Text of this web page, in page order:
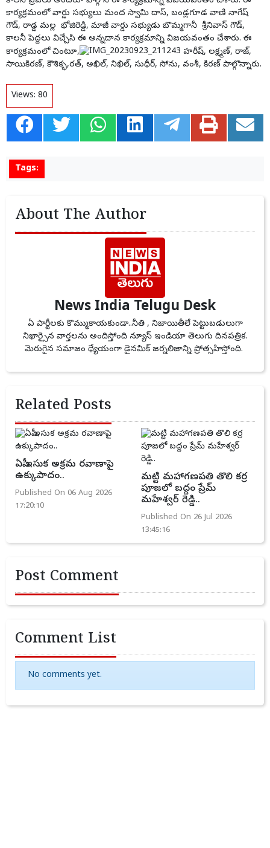
కార్యక్రమంలో వార్డు సభ్యులు మంద స్వామి దాస్, బండ్లగూడ వాణి నాగేష్
గౌడ్, రాడ్డ మల్ల భోజిరెడ్డి, మాజీ వార్డు సభ్యుడు బొమ్మగానీ శ్రీనివాస్ గౌడ్,
కాలనీ పెద్దలు విచ్చేసి ఈ అన్నదాన కార్యక్రమాన్ని విజయవంతం చేశారు. ఈ
కార్యక్రమంలో చింటూ,
హరీష్, లక్ష్మణ్, రాజ్,
సాయికిరణ్, కౌశిక్భ,రత్, అఖిల్, నిఖిల్, సుధీర్, సోను, వంశీ, కిరణ్ పాల్గొన్నారు.
Views: 80
Tags:
About The Author
News India Telugu Desk
ఏ పార్టీలకు కొమ్ముకాయకుండా..నీతి , నిజాయితీలే పెట్టుబడులుగా
నిఖార్సైన వార్తలను అందిస్తోంది న్యూస్ ఇండియా తెలుగు దినపత్రిక.
మెరుగైన సమాజం ధ్యేయంగా డైనమిక్ జర్నలిజాన్ని ప్రోత్సహిస్తోంది.
Related Posts
ఏపీ ఇసుక అక్రమ రవాణాపై
ఉక్కుపాదం..
Published On 06 Aug 2026
17:20:10
మట్టి మహాగణపతి తొలి కర్ర
పూజలో బద్దం ప్రేమ్
మహేశ్వర్ రెడ్డి..
Published On 26 Jul 2026
13:45:16
Post Comment
Comment List
No comments yet.